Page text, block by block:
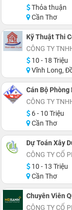
Thỏa thuận
Cần Thơ
Kỹ Thuật Thi
CÔNG TY
10 - 18 Triệu
Vĩnh Long, Đồng
Cán Bộ Phòng
CÔNG TY
6 - 10 Triệu
Cần Thơ
Dự Toán Xây
CÔNG TY CỔ
10 - 13 Triệu
Cần Thơ
Chuyên Viên
CÔNG TY CỔ